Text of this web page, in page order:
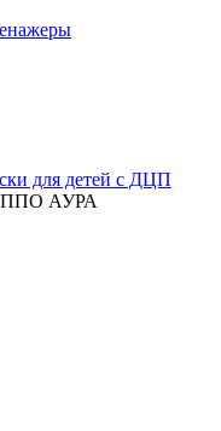
для детей с ДЦП
АУРА